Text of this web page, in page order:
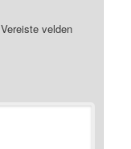
Vereiste velden